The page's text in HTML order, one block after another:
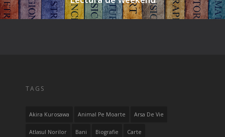
TAGS
Akira Kurosawa Animal Pe Moarte Arsa De Vie
Atlasul Norilor Bani Biografie Carte